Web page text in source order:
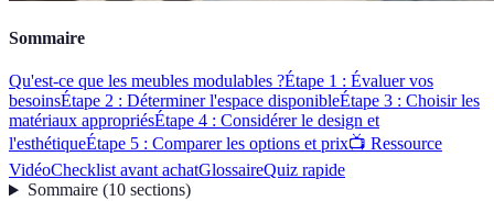
Sommaire
Qu'est-ce que les meubles modulables ?Étape 1 : Évaluer vos
besoinsÉtape 2 : Déterminer l'espace disponibleÉtape 3 : Choisir les
matériaux appropriésÉtape 4 : Considérer le design et
l'esthétiqueÉtape 5 : Comparer les options et prix📺 Ressource
VidéoChecklist avant achatGlossaireQuiz rapide
Sommaire(10 sections)